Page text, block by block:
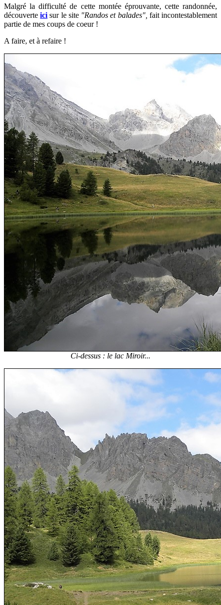
Malgré la difficulté de cette montée éprouvante, cette randonnée,
découverteici sur le site "Randos et balades", fait incontestablement
partie de mes coups de coeur !
A faire, et à refaire !
Ci-dessus : le lac Miroir...